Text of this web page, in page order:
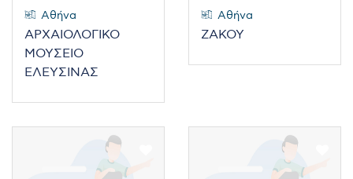
Αθήνα
ΑΡΧΑΙΟΛΟΓΙΚΟ
ΜΟΥΣΕΙΟ
ΕΛΕΥΣΙΝΑΣ
Αθήνα
ΖΑΚΟΥ